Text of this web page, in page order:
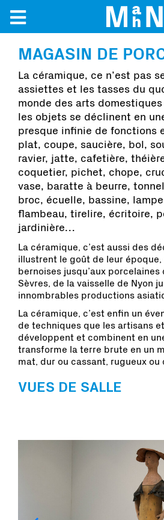
MAGASIN DE
La céramique, ce n’est pas
assiettes et les tasses du
monde des arts
les objets se déclinent en
presque infinie de fonctions
plat, coupe, saucière, bol,
ravier, jatte, cafetière,
coquetier, pichet, chope,
vase, baratte à beurre,
broc, écuelle, bassine,
flambeau, tirelire, écritoire,
jardinière…
La céramique, c’est aussi des
illustrent le goût de leur
bernoises jusqu’aux
Sèvres, de la vaisselle de Nyon
innombrables productions
La céramique, c’est enfin un
de techniques que les artisans
développent et combinent en
transforme la terre brute en un
mat, dur ou cassant, rugueux ou
VUES DE SALLE